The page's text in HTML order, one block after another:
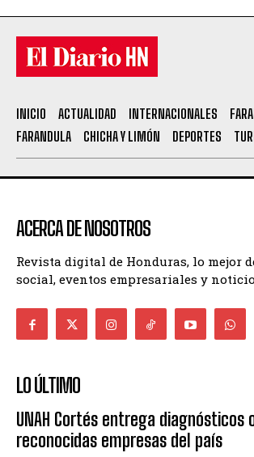
INICIO ACTUALIDAD INTERNACIONALES
FARANDULA
CHICHA Y LIMÓN DEPORTES
ACERCA DE NOSOTROS
Revista digital de Honduras, lo mejor
social, eventos empresariales y
LO ÚLTIMO
UNAH Cortés entrega diagnósticos
reconocidas empresas del país